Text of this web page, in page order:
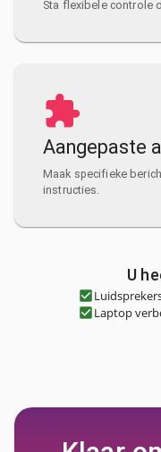
Sta flexibele controle
Aangepaste
Maak specifieke
instructies.
U
Laptop